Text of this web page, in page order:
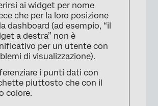
ai widget per nome
che per la loro posizione
dashboard (ad esempio, “il
a destra” non è
per un utente con
di visualizzazione).
i punti dati con
piuttosto che con il
colore.